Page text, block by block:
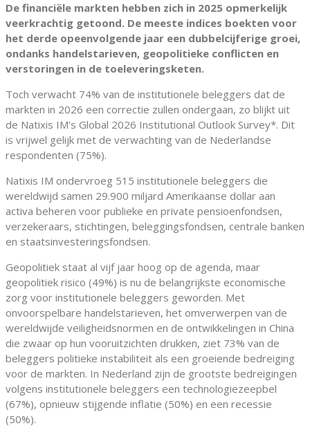
De financiële markten hebben zich in 2025 opmerkelijk
veerkrachtig getoond. De meeste indices boekten voor
het derde opeenvolgende jaar een dubbelcijferige groei,
ondanks handelstarieven, geopolitieke conflicten en
verstoringen in de toeleveringsketen.
Toch verwacht 74% van de institutionele beleggers dat de
markten in 2026 een correctie zullen ondergaan, zo blijkt uit
de Natixis IM's Global 2026 Institutional Outlook Survey*. Dit
is vrijwel gelijk met de verwachting van de Nederlandse
respondenten (75%).
Natixis IM ondervroeg 515 institutionele beleggers die
wereldwijd samen 29.900 miljard Amerikaanse dollar aan
activa beheren voor publieke en private pensioenfondsen,
verzekeraars, stichtingen, beleggingsfondsen, centrale banken
en staatsinvesteringsfondsen.
Geopolitiek staat al vijf jaar hoog op de agenda, maar
geopolitiek risico (49%) is nu de belangrijkste economische
zorg voor institutionele beleggers geworden. Met
onvoorspelbare handelstarieven, het omverwerpen van de
wereldwijde veiligheidsnormen en de ontwikkelingen in China
die zwaar op hun vooruitzichten drukken, ziet 73% van de
beleggers politieke instabiliteit als een groeiende bedreiging
voor de markten. In Nederland zijn de grootste bedreigingen
volgens institutionele beleggers een technologiezeepbel
(67%), opnieuw stijgende inflatie (50%) en een recessie
(50%).